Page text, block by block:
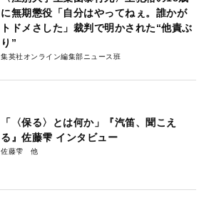
に無期懲役「自分はやってねぇ。誰かが
トドメさした」裁判で明かされた“他責ぶ
り”
集英社オンライン編集部ニュース班
「〈保る〉とは何か」『汽笛、聞こえ
る』佐藤雫 インタビュー
佐藤雫